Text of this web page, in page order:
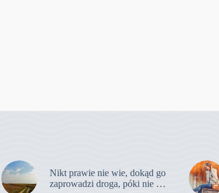
Nikt prawie nie wie, dokąd go
zaprowadzi droga, póki nie …